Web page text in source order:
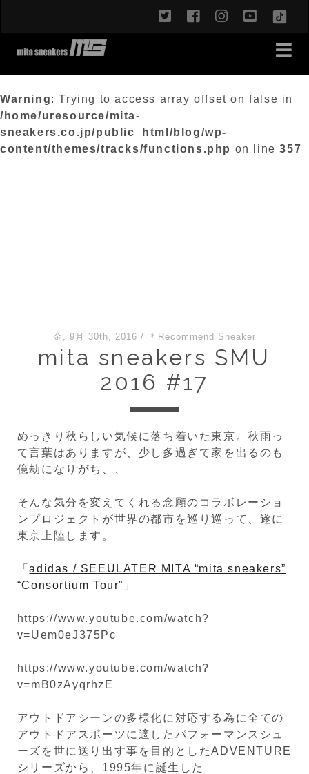
twitterfacebookinstagram
Warning: Trying to access array offset on false in
/home/uresource/mita-
sneakers.co.jp/public_html/blog/wp-
content/themes/tracks/functions.php on line357
金, 9月 30th, 2016 / ＊Recommend Sneaker
mita sneakers SMU
2016 #17
めっきり秋らしい気候に落ち着いた東京。秋雨っ
て言葉はありますが、少し多過ぎて家を出るのも
億劫になりがち、、
そんな気分を変えてくれる念願のコラボレーショ
ンプロジェクトが世界の都市を巡り巡って、遂に
東京上陸します。
「adidas / SEEULATER MITA “mita sneakers”
“Consortium Tour” 」
https://www.youtube.com/watch?
v=Uem0eJ375Pc
https://www.youtube.com/watch?
v=mB0zAyqrhzE
アウトドアシーンの多様化に対応する為に全ての
アウトドアスポーツに適したパフォーマンスシュ
ーズを世に送り出す事を目的としたADVENTURE
シリーズから、1995年に誕生した